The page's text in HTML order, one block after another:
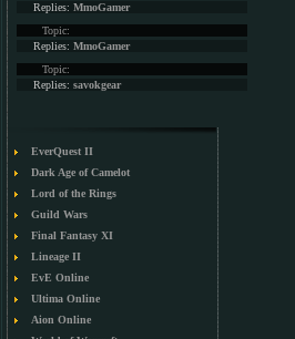
Replies: MmoGamer
Topic:
Replies: MmoGamer
Topic:
Replies: savokgear
EverQuest II
Dark Age of Camelot
Lord of the Rings
Guild Wars
Final Fantasy XI
Lineage II
EvE Online
Ultima Online
Aion Online